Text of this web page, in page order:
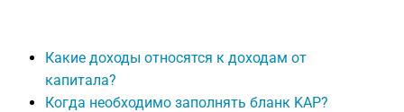
Какие доходы относятся к доходам от
капитала?
Когда необходимо заполнять бланк KAP?